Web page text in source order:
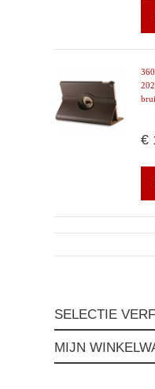
€
SELECTIE
MIJN